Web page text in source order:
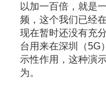
以加一百倍，就是
频，这个我们已经
现在暂时还没有充
台用来在深圳（5G
示性作用，这种演
为。